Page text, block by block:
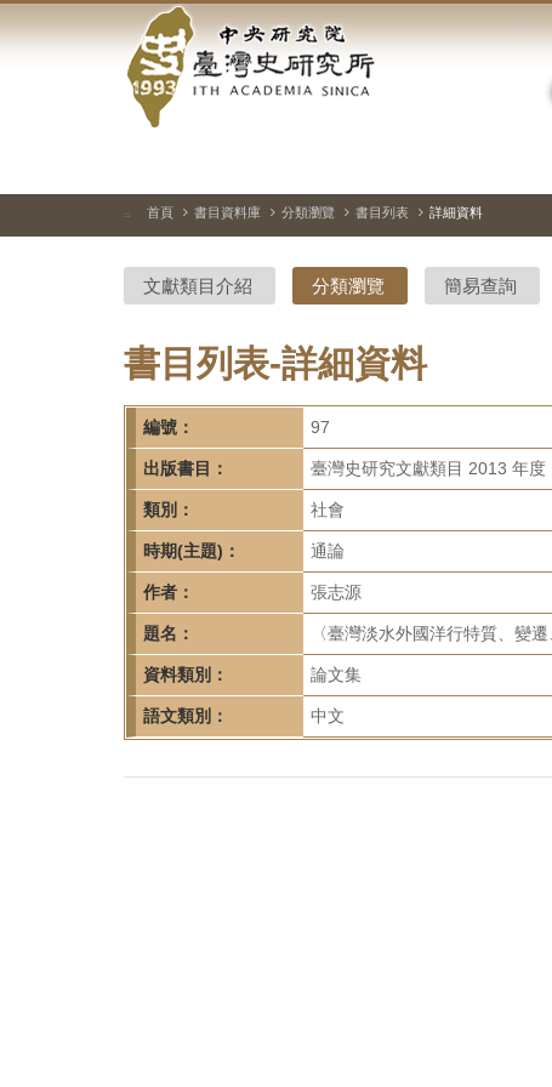
到
中
央
研
院-
臺
灣
史
研
究
所-
首
頁
::: 首頁 書目資料庫 分類瀏覽 書目列表 詳細資料
文獻類目介紹 分類瀏覽 簡易查詢
書目列表-詳細資料
編號： 97
出版書目： 臺灣史研究文獻類目 2013 年度
類別： 社會
時期(主題)： 通論
作者： 張志源
題名： 〈臺灣淡水外國洋行特質、變
資料類別： 論文集
語文類別： 中文